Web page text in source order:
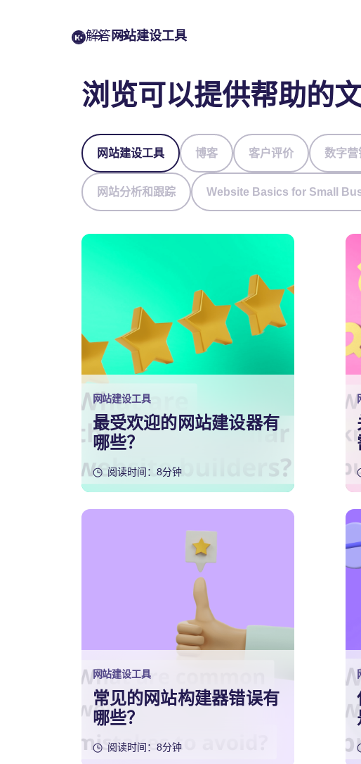
解答网站建设工具
浏览可以提供帮助的
网站建设工具 博客 客户评价 数字营
网站分析和跟踪 Website Basics for Small
网站建设工具
最受欢迎的网站建设器有
哪些？
阅读时间：8分钟
网站建设工具
常见的网站构建器错误有
哪些？
阅读时间：8分钟